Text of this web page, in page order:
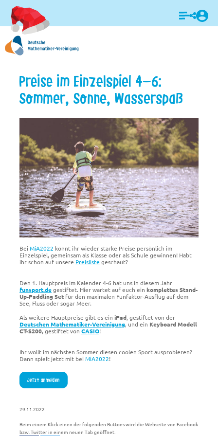
Login
Preise im Einzelspiel 4-6:
Sommer, Sonne, Wasserspaß
Bei MiA2022 könnt ihr wieder starke Preise persönlich im
Einzelspiel, gemeinsam als Klasse oder als Schule gewinnen! Habt
ihr schon auf unsere Preisliste geschaut?
Den 1. Hauptpreis im Kalender 4-6 hat uns in diesem Jahr
funsport.degestiftet. Hier wartet auf euch ein komplettes Stand-
Up-Paddling Set für den maximalen Funfaktor-Ausflug auf dem
See, Fluss oder sogar Meer.
Als weitere Hauptpreise gibt es ein iPad, gestiftet von der
Deutschen Mathematiker-Vereinigung, und ein Keyboard Modell
CT-S200, gestiftet von CASIO!
Ihr wollt im nächsten Sommer diesen coolen Sport ausprobieren?
Dann spielt jetzt mit bei MiA2022!
Jetzt anmelden
29.11.2022
Beim einem Klick einen der folgenden Buttons wird die Webseite von Facebook
bzw. Twitter in einem neuen Tab geöffnet.